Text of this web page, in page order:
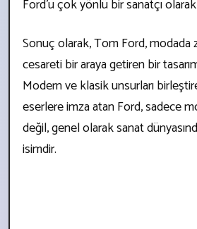
Ford'u çok yönlü bir sanatçı olarak
Sonuç olarak, Tom Ford, modada
cesareti bir araya getiren bir
Modern ve klasik unsurları
eserlere imza atan Ford, sadece
değil, genel olarak sanat
isimdir.